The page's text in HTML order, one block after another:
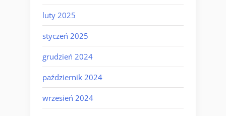
luty 2025
styczeń 2025
grudzień 2024
październik 2024
wrzesień 2024